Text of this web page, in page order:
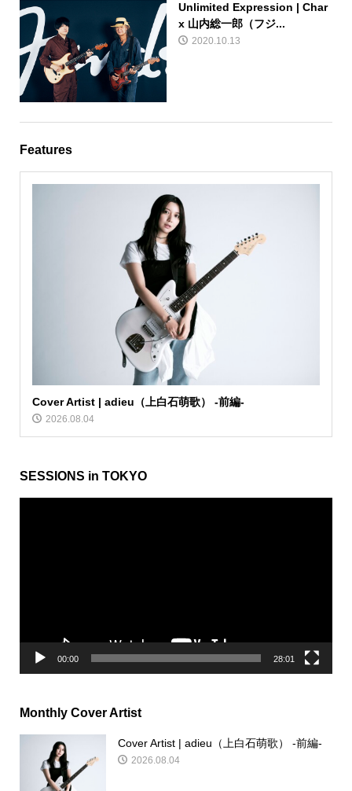
Unlimited Expression | Char
x 山内総一郎（フジ...
2020.10.13
Features
Cover Artist | adieu（上白石萌歌） -前編-
2026.08.04
SESSIONS in TOKYO
00:00 28:01
Monthly Cover Artist
Cover Artist | adieu（上白石萌歌） -前編-
2026.08.04